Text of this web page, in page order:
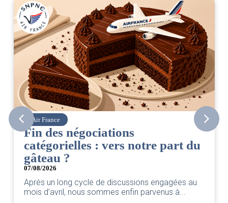
Air France
Fin des négociations
catégorielles : vers notre part du
gâteau ?
07/08/2026
Après un long cycle de discussions engagées au
mois d’avril, nous sommes enfin parvenus à...